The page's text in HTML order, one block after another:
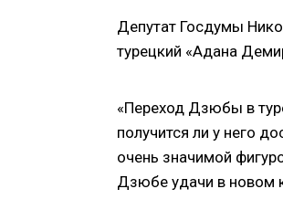
Депутат Госдумы
турецкий «Адана
«Переход Дзюбы в
получится ли у него
очень значимой
Дзюбе удачи в новом